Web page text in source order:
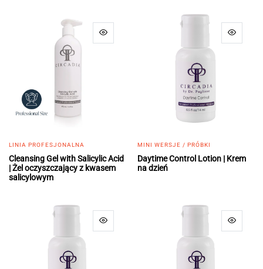
LINIA PROFESJONALNA
Cleansing Gel with Salicylic Acid
| Żel oczyszczający z kwasem
salicylowym
MINI WERSJE / PRÓBKI
Daytime Control Lotion | Krem
na dzień